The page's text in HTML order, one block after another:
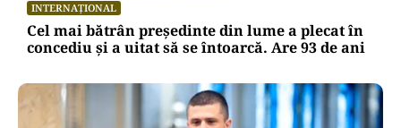
INTERNAȚIONAL
Cel mai bătrân președinte din lume a plecat în
concediu și a uitat să se întoarcă. Are 93 de ani